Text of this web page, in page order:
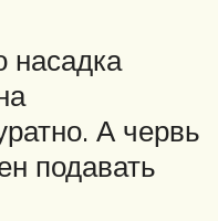
насадка
А червь
подавать